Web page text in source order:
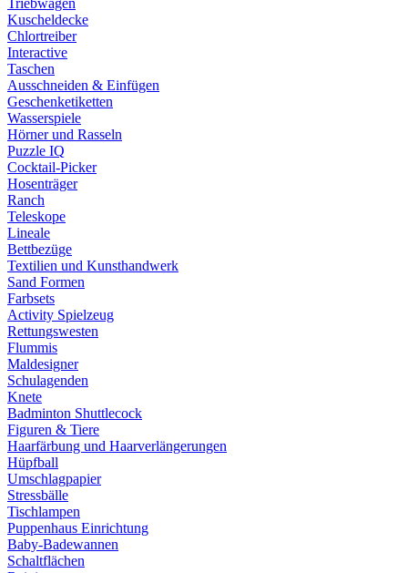
Triebwagen
Kuscheldecke
Chlortreiber
Interactive
Taschen
Ausschneiden & Einfügen
Geschenketiketten
Wasserspiele
Hörner und Rasseln
Puzzle IQ
Cocktail-Picker
Hosenträger
Ranch
Teleskope
Lineale
Bettbezüge
Textilien und Kunsthandwerk
Sand Formen
Farbsets
Activity Spielzeug
Rettungswesten
Flummis
Maldesigner
Schulagenden
Knete
Badminton Shuttlecock
Figuren & Tiere
Haarfärbung und Haarverlängerungen
Hüpfball
Umschlagpapier
Stressbälle
Tischlampen
Puppenhaus Einrichtung
Baby-Badewannen
Schaltflächen